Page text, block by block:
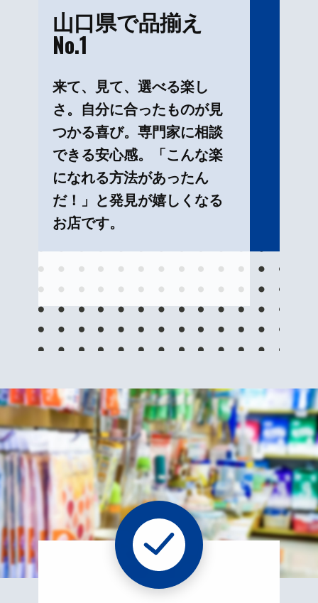
山口県で品揃え
No.1
来て、見て、選べる楽し
さ。自分に合ったものが見
つかる喜び。専門家に相談
できる安心感。「こんな楽
になれる方法があったん
だ！」と発見が嬉しくなる
お店です。